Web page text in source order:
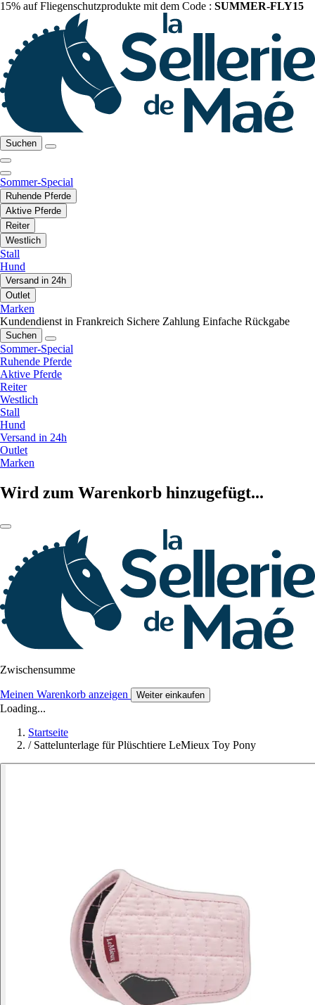
15% auf Fliegenschutzprodukte mit dem Code : SUMMER-FLY15
Suchen
Sommer-Special
Ruhende Pferde
Aktive Pferde
Reiter
Westlich
Stall
Hund
Versand in 24h
Outlet
Marken
Kundendienst in Frankreich Sichere Zahlung Einfache Rückgabe
Suchen
Sommer-Special
Ruhende Pferde
Aktive Pferde
Reiter
Westlich
Stall
Hund
Versand in 24h
Outlet
Marken
Wird zum Warenkorb hinzugefügt...
Zwischensumme
Meinen Warenkorb anzeigen Weiter einkaufen
Loading...
Startseite
/ Sattelunterlage für Plüschtiere LeMieux Toy Pony